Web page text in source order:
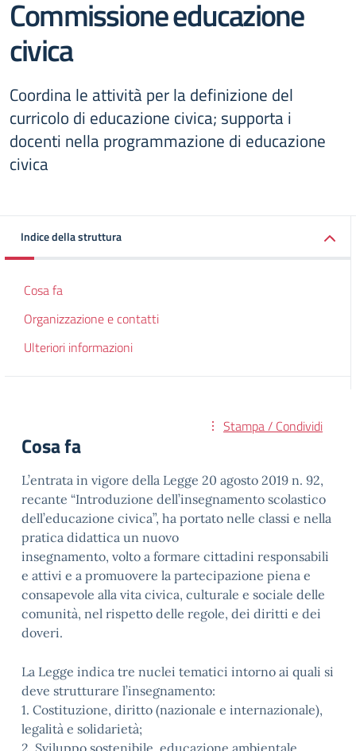
Commissione educazione
civica
Coordina le attività per la definizione del
curricolo di educazione civica; supporta i
docenti nella programmazione di educazione
civica
Indice della struttura
Cosa fa
Organizzazione e contatti
Ulteriori informazioni
Stampa / Condividi
Cosa fa
L’entrata in vigore della Legge 20 agosto 2019 n. 92,
recante “Introduzione dell’insegnamento scolastico
dell’educazione civica”, ha portato nelle classi e nella
pratica didattica un nuovo
insegnamento, volto a formare cittadini responsabili
e attivi e a promuovere la partecipazione piena e
consapevole alla vita civica, culturale e sociale delle
comunità, nel rispetto delle regole, dei diritti e dei
doveri.
La Legge indica tre nuclei tematici intorno ai quali si
deve strutturare l’insegnamento:
1. Costituzione, diritto (nazionale e internazionale),
legalità e solidarietà;
2. Sviluppo sostenibile, educazione ambientale,